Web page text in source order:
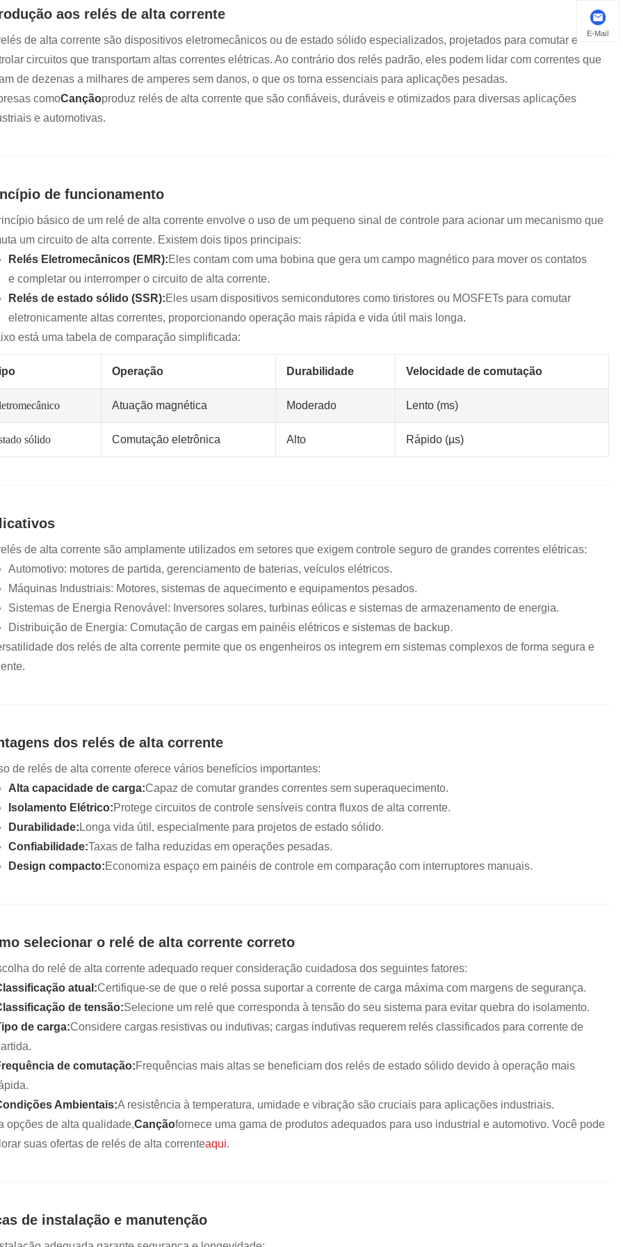
aos relés de alta corrente
de alta corrente são dispositivos eletromecânicos ou de estado sólido especializados, projetados para comutar e
circuitos que transportam altas correntes elétricas. Ao contrário dos relés padrão, eles podem lidar com correntes que
de dezenas a milhares de amperes sem danos, o que os torna essenciais para aplicações pesadas.
comoCançãoproduz relés de alta corrente que são confiáveis, duráveis ​​e otimizados para diversas aplicações
e automotivas.
de funcionamento
básico de um relé de alta corrente envolve o uso de um pequeno sinal de controle para acionar um mecanismo que
um circuito de alta corrente. Existem dois tipos principais:
Relés Eletromecânicos (EMR):Eles contam com uma bobina que gera um campo magnético para mover os contatos
e completar ou interromper o circuito de alta corrente.
Relés de estado sólido (SSR):Eles usam dispositivos semicondutores como tiristores ou MOSFETs para comutar
eletronicamente altas correntes, proporcionando operação mais rápida e vida útil mais longa.
está uma tabela de comparação simplificada:
Operação Durabilidade Velocidade de comutação
Atuação magnética Moderado Lento (ms)
sólido Comutação eletrônica Alto Rápido (µs)
de alta corrente são amplamente utilizados em setores que exigem controle seguro de grandes correntes elétricas:
Automotivo: motores de partida, gerenciamento de baterias, veículos elétricos.
Máquinas Industriais: Motores, sistemas de aquecimento e equipamentos pesados.
Sistemas de Energia Renovável: Inversores solares, turbinas eólicas e sistemas de armazenamento de energia.
Distribuição de Energia: Comutação de cargas em painéis elétricos e sistemas de backup.
dos relés de alta corrente permite que os engenheiros os integrem em sistemas complexos de forma segura e
dos relés de alta corrente
de relés de alta corrente oferece vários benefícios importantes:
Alta capacidade de carga:Capaz de comutar grandes correntes sem superaquecimento.
Isolamento Elétrico:Protege circuitos de controle sensíveis contra fluxos de alta corrente.
Durabilidade: Longa vida útil, especialmente para projetos de estado sólido.
Confiabilidade:Taxas de falha reduzidas em operações pesadas.
Design compacto:Economiza espaço em painéis de controle em comparação com interruptores manuais.
selecionar o relé de alta corrente correto
do relé de alta corrente adequado requer consideração cuidadosa dos seguintes fatores:
atual:Certifique-se de que o relé possa suportar a corrente de carga máxima com margens de segurança.
de tensão:Selecione um relé que corresponda à tensão do seu sistema para evitar quebra do isolamento.
de carga:Considere cargas resistivas ou indutivas; cargas indutivas requerem relés classificados para corrente de
de comutação:Frequências mais altas se beneficiam dos relés de estado sólido devido à operação mais
Ambientais:A resistência à temperatura, umidade e vibração são cruciais para aplicações industriais.
opções de alta qualidade,Cançãofornece uma gama de produtos adequados para uso industrial e automotivo. Você pode
suas ofertas de relés de alta correnteaqui.
de instalação e manutenção
E-Mail